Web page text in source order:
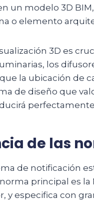
un modelo 3D
o elemento
3D es
los
la ubicación de
de diseño que
de las
de notificación
principal es la
y especifica con